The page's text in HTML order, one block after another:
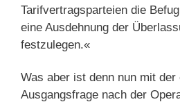
Tarifvertragsparteien die
eine Ausdehnung der
festzulegen.«
Was aber ist denn nun mit
Ausgangsfrage nach der